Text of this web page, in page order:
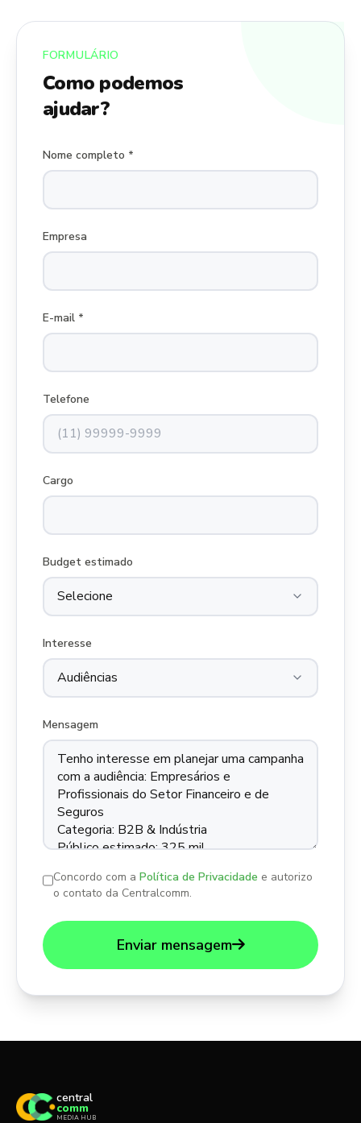
FORMULÁRIO
Como podemos
ajudar?
Nome completo *
Empresa
E-mail *
Telefone
Cargo
Budget estimado
Interesse
Mensagem
Concordo com aPolítica de Privacidade e autorizo
o contato da Centralcomm.
Enviar mensagem
central
comm
MEDIA HUB